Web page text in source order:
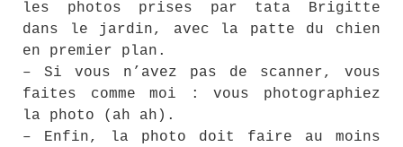
les photos prises par tata Brigitte
dans le jardin, avec la patte du chien
en premier plan.
– Si vous n’avez pas de scanner, vous
faites comme moi : vous photographiez
la photo (ah ah).
– Enfin, la photo doit faire au moins